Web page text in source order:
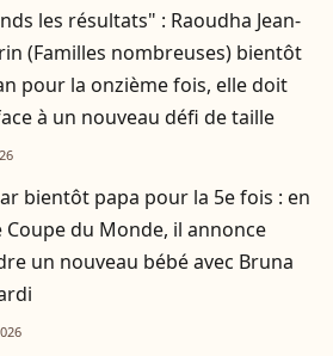
les résultats" : Raoudha Jean-
(Familles nombreuses) bientôt
pour la onzième fois, elle doit
à un nouveau défi de taille
bientôt papa pour la 5e fois : en
Coupe du Monde, il annonce
un nouveau bébé avec Bruna